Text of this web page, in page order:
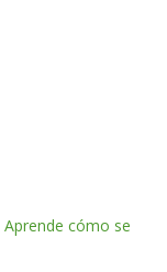
Aprende cómo se